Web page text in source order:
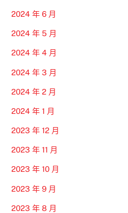
2024 年 6 月
2024 年 5 月
2024 年 4 月
2024 年 3 月
2024 年 2 月
2024 年 1 月
2023 年 12 月
2023 年 11 月
2023 年 10 月
2023 年 9 月
2023 年 8 月